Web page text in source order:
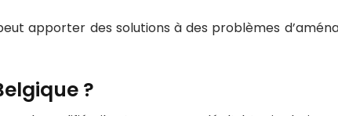
apporter des solutions à des problèmes
?